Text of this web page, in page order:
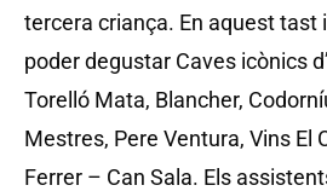
tercera criança. En aquest tast
poder degustar Caves icònics
Torelló Mata, Blancher,
Mestres, Pere Ventura, Vins El
Ferrer – Can Sala. Els